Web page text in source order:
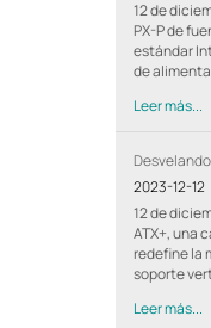
12 de
PX-P de
estándar
de
Leer más...
2023-12-12
12 de
ATX+, una
redefine la
soporte
Leer más...